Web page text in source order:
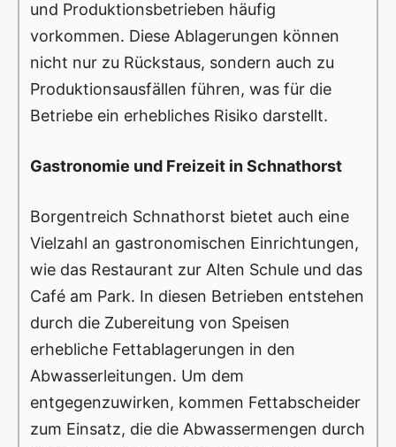
und Produktionsbetrieben häufig
vorkommen. Diese Ablagerungen können
nicht nur zu Rückstaus, sondern auch zu
Produktionsausfällen führen, was für die
Betriebe ein erhebliches Risiko darstellt.
Gastronomie und Freizeit in Schnathorst
Borgentreich Schnathorst bietet auch eine
Vielzahl an gastronomischen Einrichtungen,
wie das Restaurant zur Alten Schule und das
Café am Park. In diesen Betrieben entstehen
durch die Zubereitung von Speisen
erhebliche Fettablagerungen in den
Abwasserleitungen. Um dem
entgegenzuwirken, kommen Fettabscheider
zum Einsatz, die die Abwassermengen durch